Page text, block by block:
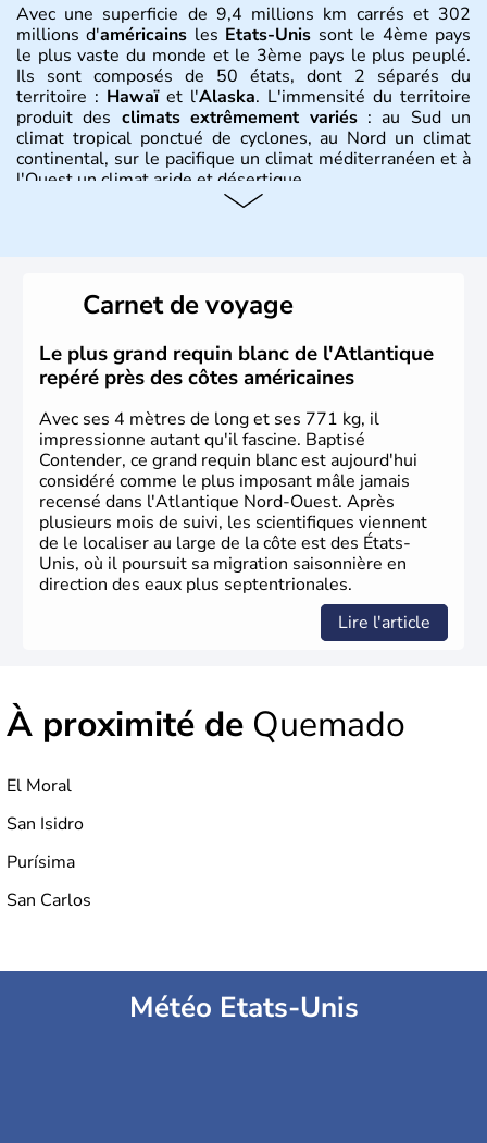
Avec une superficie de 9,4 millions km carrés et 302
millions d'américains les Etats-Unis sont le 4ème pays
le plus vaste du monde et le 3ème pays le plus peuplé.
Ils sont composés de 50 états, dont 2 séparés du
territoire : Hawaïet l'Alaska. L'immensité du territoire
produit des climats extrêmement variés: au Sud un
climat tropical ponctué de cyclones, au Nord un climat
continental, sur le pacifique un climat méditerranéen et à
l'Ouest un climat aride et désertique.
Plusieurs populations se sont succédées avant l'arrivée
des européens, suite à la découverte du continent par
Christophe Colomb en 1492. Les 13 colonies
britanniques proclament la Déclaration d'indépendance
en 1776 et adoptent leur première constitution en 1787.
La conquête de l'Ouest marque ensuite l'entrée dans une
phase de développement intense.
Carnet de voyage
Le plus grand requin blanc de l'Atlantique
repéré près des côtes américaines
Avec ses 4 mètres de long et ses 771 kg, il
impressionne autant qu'il fascine. Baptisé
Contender, ce grand requin blanc est aujourd'hui
considéré comme le plus imposant mâle jamais
recensé dans l'Atlantique Nord-Ouest. Après
plusieurs mois de suivi, les scientifiques viennent
de le localiser au large de la côte est des États-
Unis, où il poursuit sa migration saisonnière en
direction des eaux plus septentrionales.
Lire l'article
À proximité de Quemado
El Moral
San Isidro
Purísima
San Carlos
Météo Etats-Unis